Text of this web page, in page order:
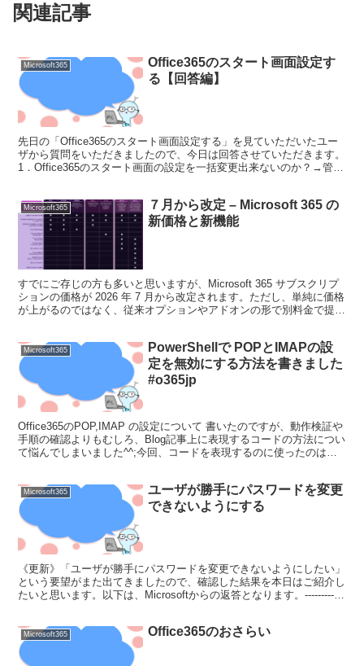
関連記事
Microsoft365
Office365のスタート画面設定す
る【回答編】
先日の「Office365のスタート画面設定する」を見ていただいたユー
ザから質問をいただきましたので、今日は回答させていただきます。
1．Office365のスタート画面の設定を一括変更出来ないのか？→管理
Microsoft365
７月から改定 – Microsoft 365 の
新価格と新機能
すでにご存じの方も多いと思いますが、Microsoft 365 サブスクリプ
ションの価格が 2026 年 7 月から改定されます。ただし、単純に価格
が上がるのではなく、従来オプションやアドオンの形で別料金で提供
Microsoft365
PowerShellで POPとIMAPの設
定を無効にする方法を書きました
#o365jp
Office365のPOP,IMAP の設定について 書いたのですが、動作検証や
手順の確認よりもむしろ、Blog記事上に表現するコードの方法につい
て悩んでしまいました^^;今回、コードを表現するのに使ったのは
Microsoft365
ユーザが勝手にパスワードを変更
できないようにする
《更新》「ユーザが勝手にパスワードを変更できないようにしたい」
という要望がまた出てきましたので、確認した結果を本日はご紹介し
たいと思います。以下は、Microsoftからの返答となります。------------
Microsoft365 Office365のおさらい